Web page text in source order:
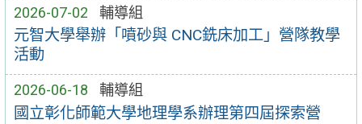
2026-07-02 輔導組
元智大學舉辦「噴砂與 CNC銑床加工」營隊教學
活動
2026-06-18 輔導組
國立彰化師範大學地理學系辦理第四屆探索營